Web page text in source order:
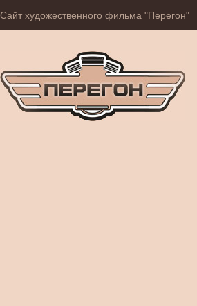
Сайт художественного фильма "Перегон"